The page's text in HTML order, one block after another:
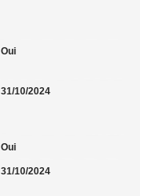
Oui
31/10/2024
Oui
31/10/2024